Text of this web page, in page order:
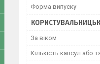
Форма випуску
За віком
Кількість капсул або